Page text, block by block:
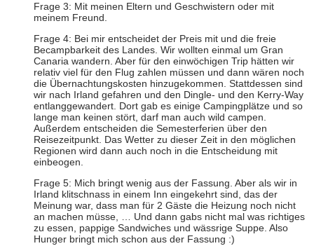
Frage 3: Mit meinen Eltern und Geschwistern oder mit
meinem Freund.
Frage 4: Bei mir entscheidet der Preis mit und die freie
Becampbarkeit des Landes. Wir wollten einmal um Gran
Canaria wandern. Aber für den einwöchigen Trip hätten wir
relativ viel für den Flug zahlen müssen und dann wären noch
die Übernachtungskosten hinzugekommen. Stattdessen sind
wir nach Irland gefahren und den Dingle- und den Kerry-Way
entlanggewandert. Dort gab es einige Campingplätze und so
lange man keinen stört, darf man auch wild campen.
Außerdem entscheiden die Semesterferien über den
Reisezeitpunkt. Das Wetter zu dieser Zeit in den möglichen
Regionen wird dann auch noch in die Entscheidung mit
einbeogen.
Frage 5: Mich bringt wenig aus der Fassung. Aber als wir in
Irland klitschnass in einem Inn eingekehrt sind, das der
Meinung war, dass man für 2 Gäste die Heizung noch nicht
an machen müsse, … Und dann gabs nicht mal was richtiges
zu essen, pappige Sandwiches und wässrige Suppe. Also
Hunger bringt mich schon aus der Fassung :)